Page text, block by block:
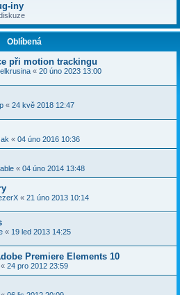
iny
Oblíbená
při motion trackingu
« 20 úno 2023 13:00
« 24 kvě 2018 12:47
« 04 úno 2016 10:36
« 04 úno 2014 13:48
« 21 úno 2013 10:14
« 19 led 2013 14:25
Premiere Elements 10
« 24 pro 2012 23:59